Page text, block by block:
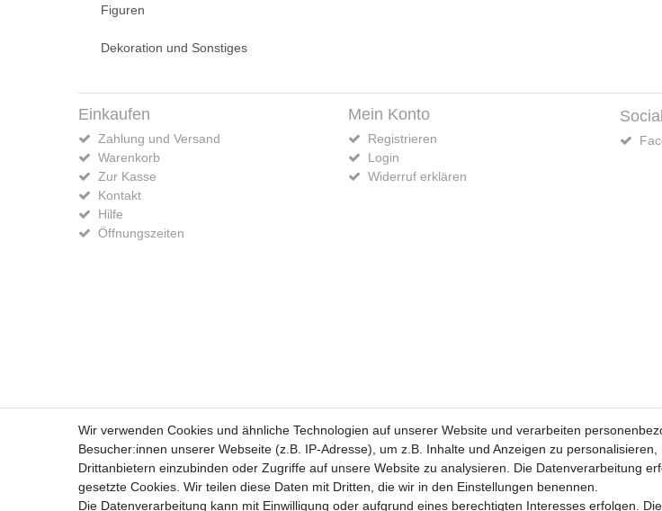
Figuren
Dekoration und Sonstiges
Einkaufen
Zahlung und Versand
Warenkorb
Zur Kasse
Kontakt
Hilfe
Öffnungszeiten
Mein Konto
Registrieren
Login
Widerruf erklären
Widerrufs­recht Widerrufs­formular Impressum
© Copyright 2026 | Alle Rechte
Wir verwenden Cookies und ähnliche Technologien auf unserer Website und verarbeiten
Besucher:innen unserer Webseite (z.B. IP-Adresse), um z.B. Inhalte und Anzeigen zu personalisieren,
Drittanbietern einzubinden oder Zugriffe auf unsere Website zu analysieren. Die Datenverarbeitung
gesetzte Cookies. Wir teilen diese Daten mit Dritten, die wir in den Einstellungen benennen.
Die Datenverarbeitung kann mit Einwilligung oder aufgrund eines berechtigten Interesses erfolgen.